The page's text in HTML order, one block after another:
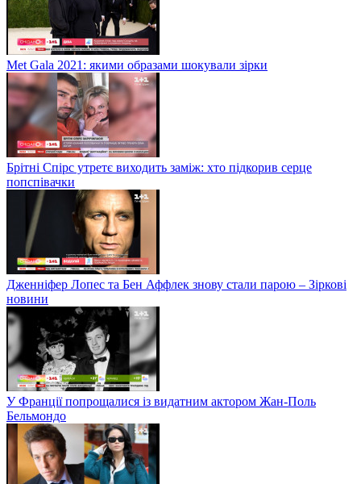
Met Gala 2021: якими образами шокували зірки
Брітні Спірс утретє виходить заміж: хто підкорив серце
попспівачки
Дженніфер Лопес та Бен Аффлек знову стали парою – Зіркові
новини
У Франції попрощалися із видатним актором Жан-Поль
Бельмондо